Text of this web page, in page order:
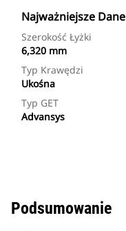
Najważniejsze Dane
Szerokość Łyżki
6,320 mm
Typ Krawędzi
Ukośna
Typ GET
Advansys
Podsumowanie